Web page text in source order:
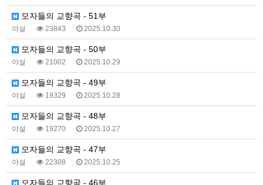
모자들의 교향곡 - 51부
야설 23843 2025.10.30
모자들의 교향곡 - 50부
야설 21002 2025.10.29
모자들의 교향곡 - 49부
야설 19329 2025.10.28
모자들의 교향곡 - 48부
야설 19270 2025.10.27
모자들의 교향곡 - 47부
야설 22308 2025.10.25
모자들의 교향곡 - 46부